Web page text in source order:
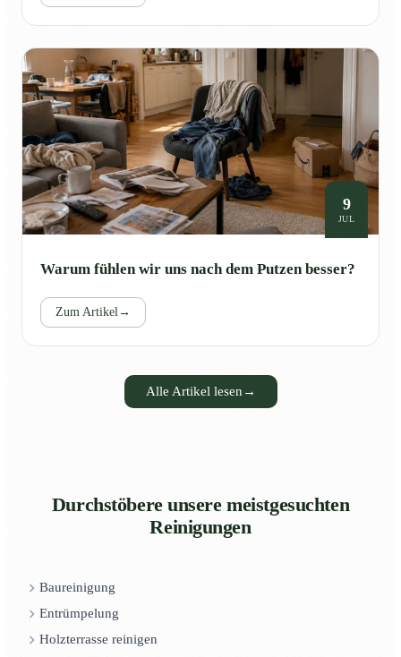
9
JUL
Warum fühlen wir uns nach dem Putzen besser?
Zum Artikel→
Alle Artikel lesen →
Durchstöbere unsere meistgesuchten
Reinigungen
Baureinigung
Entrümpelung
Holzterrasse reinigen